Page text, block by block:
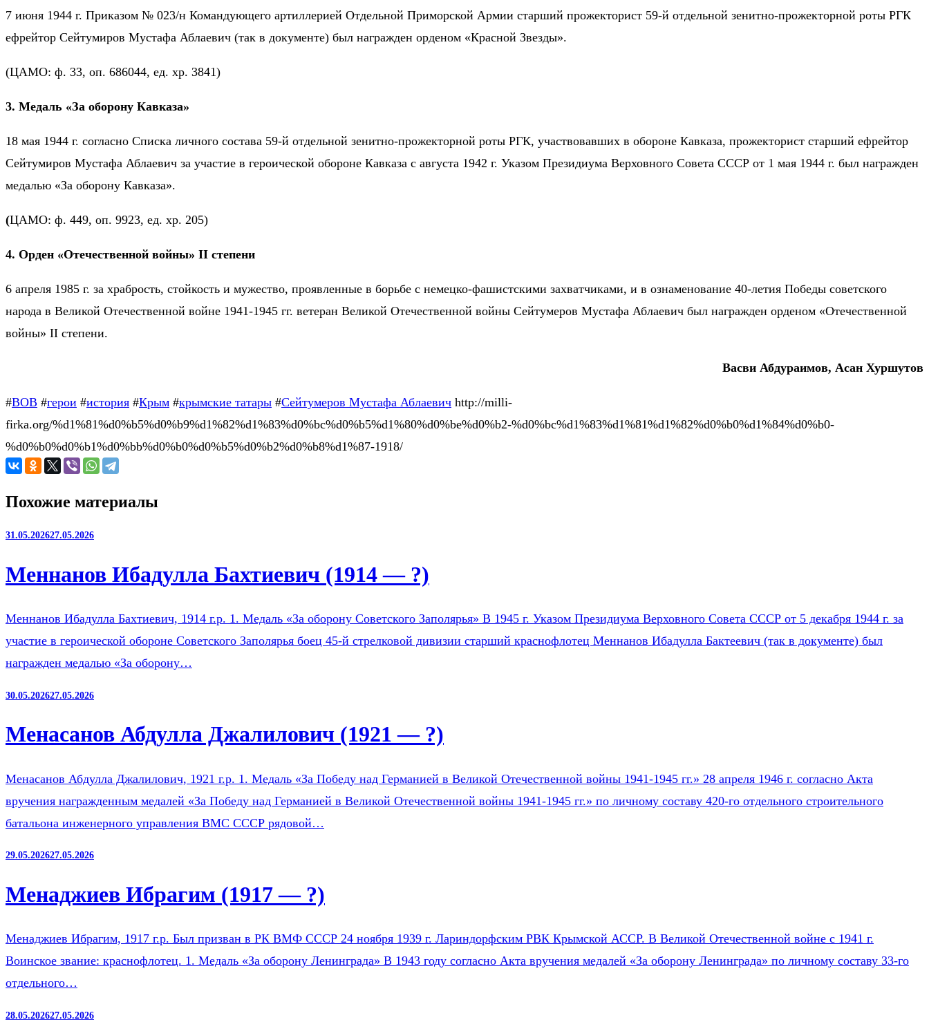
7 июня 1944 г. Приказом № 023/н Командующего артиллерией Отдельной Приморской Армии старший прожекторист 59-й отдельной зенитно-прожекторной роты РГК
ефрейтор Сейтумиров Мустафа Аблаевич (так в документе) был награжден орденом «Красной Звезды».
(ЦАМО: ф. 33, оп. 686044, ед. хр. 3841)
3. Медаль «За оборону Кавказа»
18 мая 1944 г. согласно Списка личного состава 59-й отдельной зенитно-прожекторной роты РГК, участвовавших в обороне Кавказа, прожекторист старший ефрейтор
Сейтумиров Мустафа Аблаевич за участие в героической обороне Кавказа с августа 1942 г. Указом Президиума Верховного Совета СССР от 1 мая 1944 г. был награжден
медалью «За оборону Кавказа».
(ЦАМО: ф. 449, оп. 9923, ед. хр. 205)
4. Орден «Отечественной войны» II степени
6 апреля 1985 г. за храбрость, стойкость и мужество, проявленные в борьбе с немецко-фашистскими захватчиками, и в ознаменование 40-летия Победы советского
народа в Великой Отечественной войне 1941-1945 гг. ветеран Великой Отечественной войны Сейтумеров Мустафа Аблаевич был награжден орденом «Отечественной
войны» II степени.
Васви Абдураимов, Асан Хуршутов
#ВОВ #герои #история #Крым #крымские татары #Сейтумеров Мустафа Аблаевич http://milli-
firka.org/%d1%81%d0%b5%d0%b9%d1%82%d1%83%d0%bc%d0%b5%d1%80%d0%be%d0%b2-%d0%bc%d1%83%d1%81%d1%82%d0%b0%d1%84%d0%b0-
%d0%b0%d0%b1%d0%bb%d0%b0%d0%b5%d0%b2%d0%b8%d1%87-1918/
Похожие материалы
31.05.202627.05.2026
Меннанов Ибадулла Бахтиевич (1914 — ?)
Меннанов Ибадулла Бахтиевич, 1914 г.р. 1. Медаль «За оборону Советского Заполярья» В 1945 г. Указом Президиума Верховного Совета СССР от 5 декабря 1944 г. за
участие в героической обороне Советского Заполярья боец 45-й стрелковой дивизии старший краснофлотец Меннанов Ибадулла Бактеевич (так в документе) был
награжден медалью «За оборону…
30.05.202627.05.2026
Менасанов Абдулла Джалилович (1921 — ?)
Менасанов Абдулла Джалилович, 1921 г.р. 1. Медаль «За Победу над Германией в Великой Отечественной войны 1941-1945 гг.» 28 апреля 1946 г. согласно Акта
вручения награжденным медалей «За Победу над Германией в Великой Отечественной войны 1941-1945 гг.» по личному составу 420-го отдельного строительного
батальона инженерного управления ВМС СССР рядовой…
29.05.202627.05.2026
Менаджиев Ибрагим (1917 — ?)
Менаджиев Ибрагим, 1917 г.р. Был призван в РК ВМФ СССР 24 ноября 1939 г. Лариндорфским РВК Крымской АССР. В Великой Отечественной войне с 1941 г.
Воинское звание: краснофлотец. 1. Медаль «За оборону Ленинграда» В 1943 году согласно Акта вручения медалей «За оборону Ленинграда» по личному составу 33-го
отдельного…
28.05.202627.05.2026